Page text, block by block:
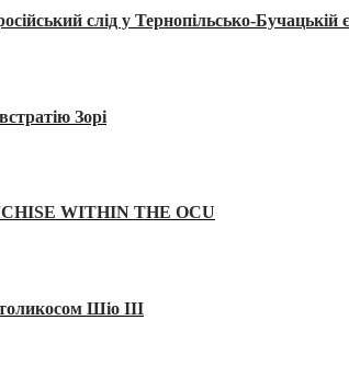
слід у Тернопільсько-Бучацькій
Зорі
WITHIN THE OCU
Шіо III